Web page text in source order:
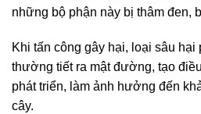
những bộ phận này bị thâm đen,
Khi tấn công gây hại, loại sâu hại
thường tiết ra mật đường, tạo
phát triển, làm ảnh hưởng đến
cây.